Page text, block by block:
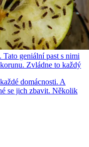
Tato geniální past s nimi
Zvládne to každý
domácnosti. A
se jich zbavit. Několik